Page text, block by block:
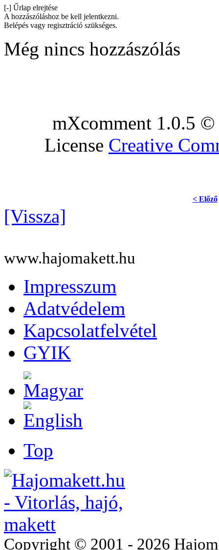
[-] Űrlap elrejtése
A hozzászóláshoz be kell jelentkezni.
Belépés vagy regisztráció szükséges.
Még nincs hozzászólás
mXcomment 1.0.5
License Creative
< Előző
[Vissza]
www.hajomakett.hu
Impresszum
Adatvédelem
Kapcsolatfelvétel
GYIK
Top
Copyright © 2001 - 2026